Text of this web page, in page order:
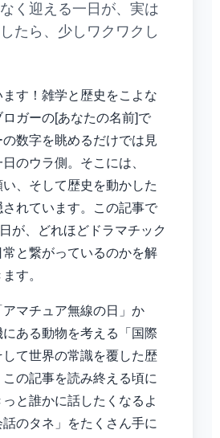
なく迎える一日が、実は
たら、少しワクワクし
す！雑学と歴史をこよな
ロガーの[あなたの名前]で
数字を眺めるだけでは見
のウラ側。そこには、
い、そして歴史を動かした
れています。この記事で
が、どれほどドラマチック
と繋がっているのかを解
す。
マチュア無線の日」か
にある動物を考える「国際
して世界の常識を覆した歴
の記事を読み終える頃に
と誰かに話したくなるよ
話のタネ」をたくさん手に